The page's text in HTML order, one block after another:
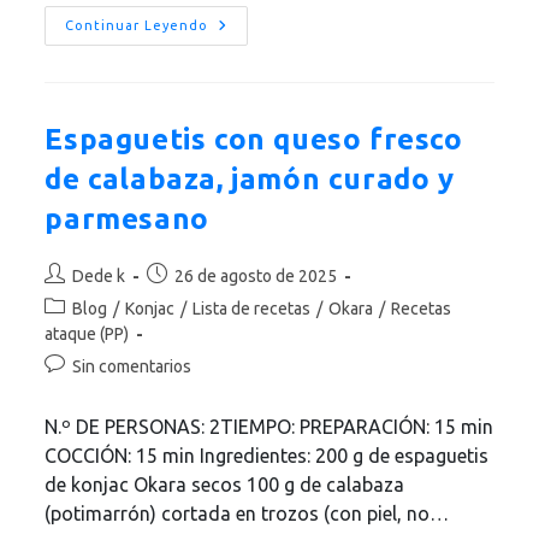
Continuar Leyendo
Poke
Bowl
Espaguetis con queso fresco
de calabaza, jamón curado y
parmesano
Autor
de
la
entrada:
Dede k
Publicación
de
la
26 de agosto de 2025
Categoría
de
la
Blog / Konjac / Lista de recetas / Okara / Recetas
ataque (PP)
Comentarios
entrada:
Sin comentarios
N.º DE PERSONAS: 2TIEMPO: PREPARACIÓN: 15 min
COCCIÓN: 15 min Ingredientes: 200 g de espaguetis
de konjac Okara secos 100 g de calabaza
(potimarrón) cortada en trozos (con piel, no…